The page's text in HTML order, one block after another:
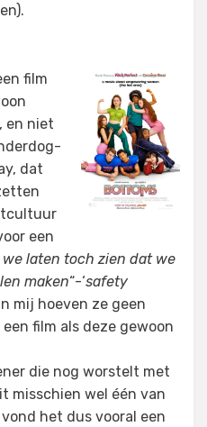
film
en niet
dat
een
laten toch zien dat we
maken“-‘safety
mij hoeven ze geen
film als deze gewoon
die nog worstelt met
misschien wel één van
het dus vooral een